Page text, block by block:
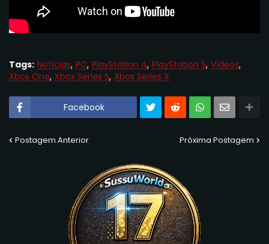
Tags: Notícias PC PlayStation 4 PlayStation 5 Vídeos
Xbox One Xbox Series S Xbox Series X
Facebook
Postagem Anterior Próxima Postagem